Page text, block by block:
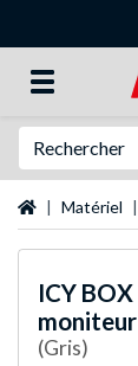
Page d'accueil
Matériel
ICY BOX
moniteur
(Gris)